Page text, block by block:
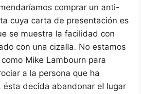
comprar un anti-
cuya carta de presentación es
se muestra la facilidad con
con una cizalla. No estamos
Mike Lambourn para
a la persona que ha
ésta decida abandonar el lugar